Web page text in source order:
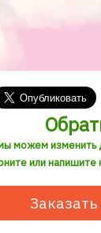
можем
или